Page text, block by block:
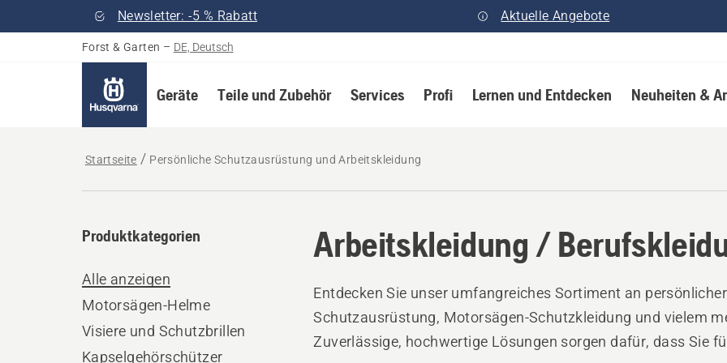
Newsletter: -5 % Rabatt Aktuelle Angebote
Forst & Garten – DE, Deutsch
Geräte Teile und Zubehör Services Profi Lernen und Entdecken Neuheiten &
Startseite Persönliche Schutzausrüstung und Arbeitskleidung
Arbeitskleidung /
Produktkategorien
Alle anzeigen
Motorsägen-Helme
Visiere und Schutzbrillen
Kapselgehörschützer
Entdecken Sie unser umfangreiches Sortiment an persönlicher
Schutzausrüstung, Motorsägen-Schutzkleidung und vielem
Zuverlässige, hochwertige Lösungen sorgen dafür, dass Sie